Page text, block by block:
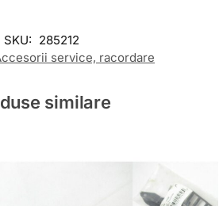
SKU: 285212
service, racordare
similare